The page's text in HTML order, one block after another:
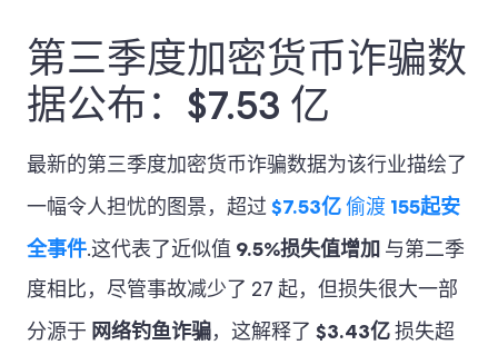
第三季度加密货币诈骗数
据公布：$7.53 亿
最新的第三季度加密货币诈骗数据为该行业描绘了
一幅令人担忧的图景，超过 $7.53亿 偷渡 155起安
全事件.这代表了近似值 9.5%损失值增加 与第二季
度相比，尽管事故减少了 27 起，但损失很大一部
分源于 网络钓鱼诈骗，这解释了 $3.43亿 损失超